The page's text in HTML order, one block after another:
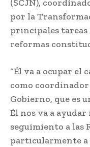
(SCJN),
por la
principales tareas
reformas
“Él va a ocupar el
como
Gobierno, que es
Él nos va a
seguimiento a las
particularmente a